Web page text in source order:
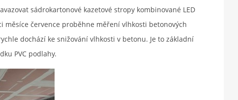
sádrokartonové kazetové stropy kombinované LED
měsíce července proběhne měření vlhkosti betonových
dochází ke snižování vlhkosti v betonu. Je to základní
PVC podlahy.